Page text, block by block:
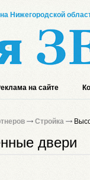
Нижегородской
на сайте
Стройка
двери